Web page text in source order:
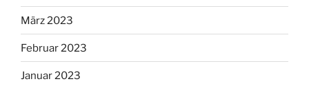
März 2023
Februar 2023
Januar 2023